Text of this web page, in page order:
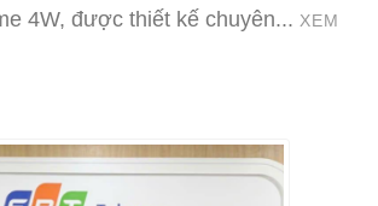
4W, được thiết kế chuyên... XEM